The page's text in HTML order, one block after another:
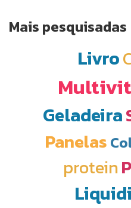
Mais pesquisadas
Livro
Geladeira
Panelas
protein